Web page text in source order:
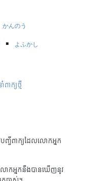
かんのう
よふかし
ាក្យថ្មី
ញ្ជីពាក្យដែលលោកអ្នក
ោកអ្នកនឹងបានឃើញនូវ